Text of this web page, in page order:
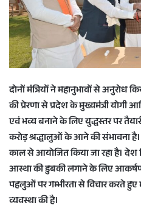
दोनों मंत्रियों ने महानुभावों से अनुरोध
की प्रेरणा से प्रदेश के मुख्यमंत्री योगी
एवं भव्य बनाने के लिए युद्धस्तर पर
करोड़ श्रद्धालुओं के आने की संभावना है।
काल से आयोजित किया जा रहा है।
आस्था की डुबकी लगाने के लिए आकर्षण
पहलुओं पर गम्भीरता से विचार करते
व्यवस्था की है।